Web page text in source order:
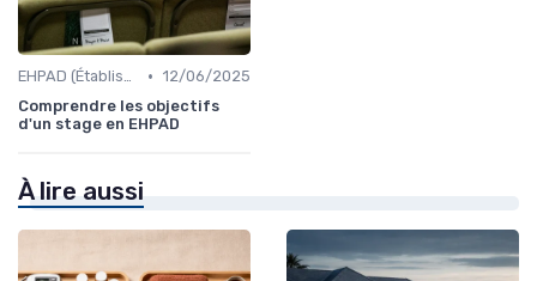
EHPAD (Établissements d'Hébergement pour Personnes Âgées Dépendantes) • 12/06/2025
Comprendre les objectifs
d'un stage en EHPAD
À lire aussi